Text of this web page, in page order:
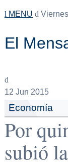
MENU
El
12 Jun 2015
Economía
Por
subió